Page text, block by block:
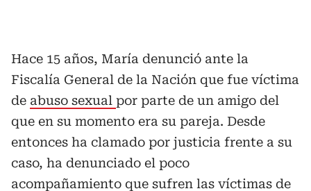
Hace 15 años, María denunció ante la
Fiscalía General de la Nación que fue víctima
de abuso sexual por parte de un amigo del
que en su momento era su pareja. Desde
entonces ha clamado por justicia frente a su
caso, ha denunciado el poco
acompañamiento que sufren las víctimas de